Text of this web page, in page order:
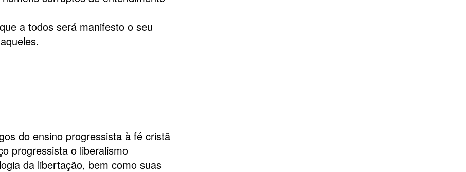
a todos será manifesto o seu
do ensino progressista à fé cristã
progressista o liberalismo
da libertação, bem como suas